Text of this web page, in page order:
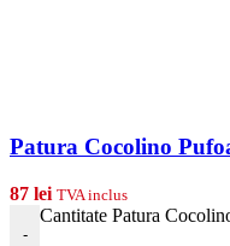
Patura Cocolino
87 lei TVA inclus
-
Cantitate Patura